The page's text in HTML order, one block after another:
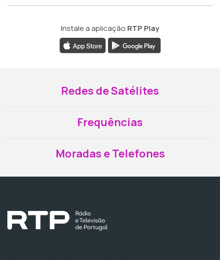
Instale a aplicação RTP Play
Redes de Satélites
Frequências
Moradas e Telefones